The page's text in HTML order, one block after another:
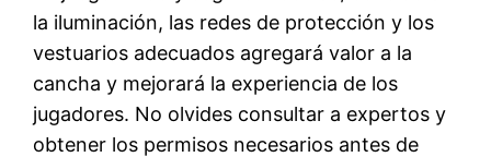
la iluminación, las redes de protección y los
vestuarios adecuados agregará valor a la
cancha y mejorará la experiencia de los
jugadores. No olvides consultar a expertos y
obtener los permisos necesarios antes de